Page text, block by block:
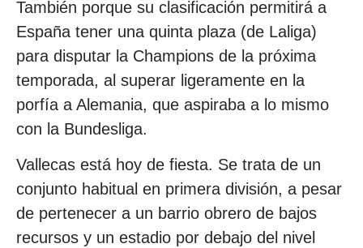
También porque su clasificación permitirá a
España tener una quinta plaza (de Laliga)
para disputar la Champions de la próxima
temporada, al superar ligeramente en la
porfía a Alemania, que aspiraba a lo mismo
con la Bundesliga.
Vallecas está hoy de fiesta. Se trata de un
conjunto habitual en primera división, a pesar
de pertenecer a un barrio obrero de bajos
recursos y un estadio por debajo del nivel